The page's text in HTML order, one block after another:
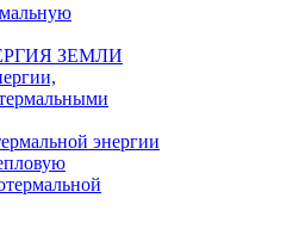
ЗЕМЛИ
энергии